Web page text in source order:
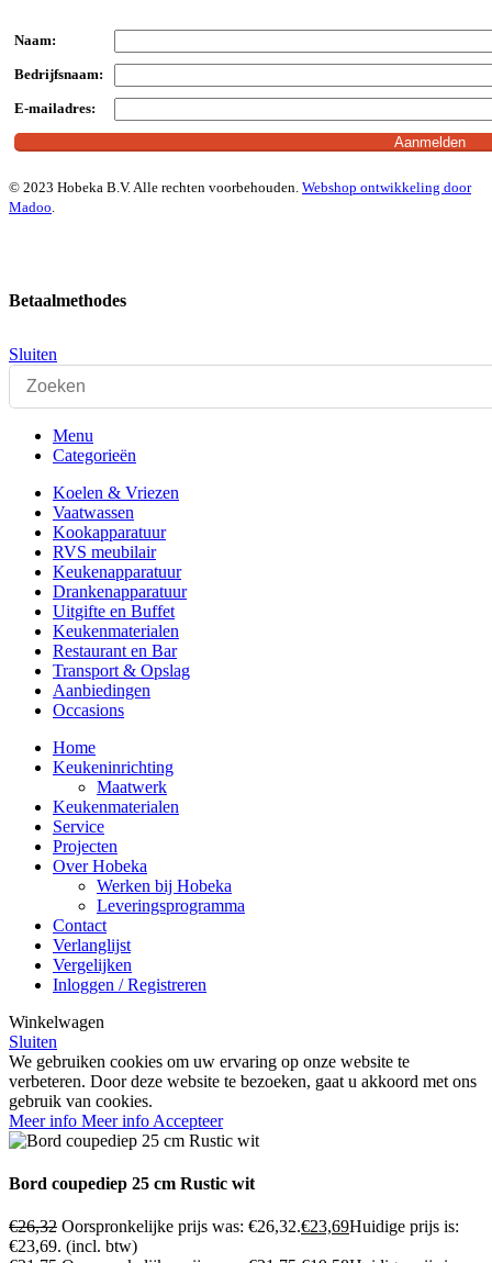
Naam:
Bedrijfsnaam:
E-mailadres:
© 2023 Hobeka B.V. Alle rechten voorbehouden. Webshop ontwikkeling door
Madoo.
Betaalmethodes
Sluiten
Menu
Categorieën
Koelen & Vriezen
Vaatwassen
Kookapparatuur
RVS meubilair
Keukenapparatuur
Drankenapparatuur
Uitgifte en Buffet
Keukenmaterialen
Restaurant en Bar
Transport & Opslag
Aanbiedingen
Occasions
Home
Keukeninrichting
Maatwerk
Keukenmaterialen
Service
Projecten
Over Hobeka
Werken bij Hobeka
Leveringsprogramma
Contact
Verlanglijst
Vergelijken
Inloggen / Registreren
Winkelwagen
Sluiten
We gebruiken cookies om uw ervaring op onze website te
verbeteren. Door deze website te bezoeken, gaat u akkoord met ons
gebruik van cookies.
Meer info Meer info Accepteer
Bord coupediep 25 cm Rustic wit
€26,32 Oorspronkelijke prijs was: €26,32.€23,69Huidige prijs is:
€23,69. (incl. btw)